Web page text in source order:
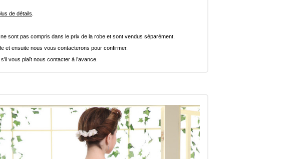
de détails
sont pas compris dans le prix de la robe et sont vendus séparément.
et ensuite nous vous contacterons pour confirmer.
vous plaît nous contacter à l’avance.